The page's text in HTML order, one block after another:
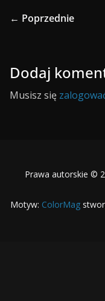
← Poprzednie
Dodaj
Musisz się
Prawa autorskie ©
Motyw: ColorMag